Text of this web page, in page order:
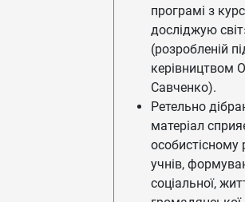
програмі з
досліджую
(розробленій
керівництвом
Савченко).
Ретельно
матеріал
особистісному
учнів,
соціальної,